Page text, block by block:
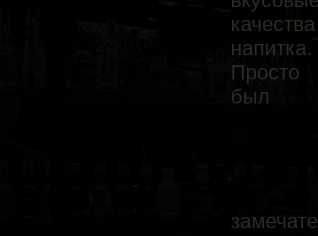
качества
напитка.
был